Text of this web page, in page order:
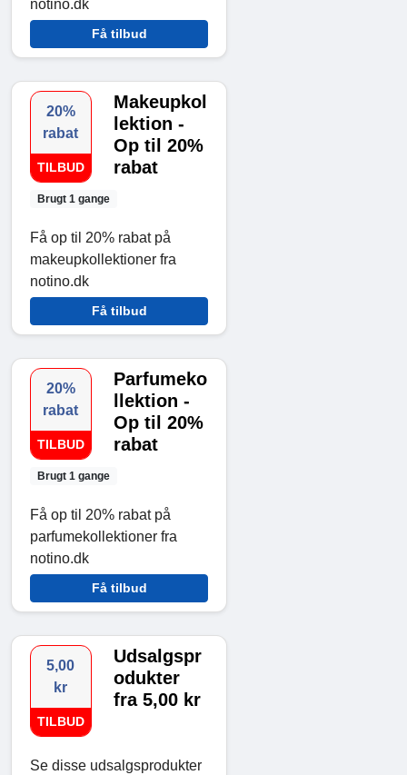
notino.dk
Få tilbud
20%
rabat
TILBUD
Brugt 1 gange
Makeupkol
lektion -
Op til 20%
rabat
Få op til 20% rabat på
makeupkollektioner fra
notino.dk
Få tilbud
20%
rabat
TILBUD
Brugt 1 gange
Parfumeko
llektion -
Op til 20%
rabat
Få op til 20% rabat på
parfumekollektioner fra
notino.dk
Få tilbud
5,00
kr
TILBUD
Udsalgspr
odukter
fra 5,00 kr
Se disse udsalgsprodukter